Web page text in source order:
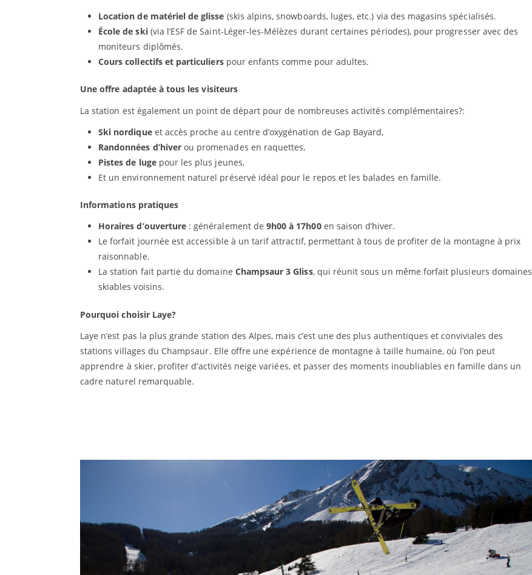
Location de matériel de glisse (skis alpins, snowboards, luges, etc.) via des magasins spécialisés.
École de ski(via l’ESF de Saint-Léger-les-Mélèzes durant certaines périodes), pour progresser avec des
moniteurs diplômés.
Cours collectifs et particulierspour enfants comme pour adultes.
Une offre adaptée à tous les visiteurs
La station est également un point de départ pour de nombreuses activités complémentaires?:
Ski nordiqueet accès proche au centre d’oxygénation de Gap Bayard,
Randonnées d’hiverou promenades en raquettes,
Pistes de lugepour les plus jeunes,
Et un environnement naturel préservé idéal pour le repos et les balades en famille.
Informations pratiques
Horaires d’ouverture : généralement de 9h00 à 17h00en saison d’hiver.
Le forfait journée est accessible à un tarif attractif, permettant à tous de profiter de la montagne à prix
raisonnable.
La station fait partie du domaine Champsaur 3 Gliss, qui réunit sous un même forfait plusieurs domaines
skiables voisins.
Pourquoi choisir Laye?
Laye n’est pas la plus grande station des Alpes, mais c’est une des plus authentiques et conviviales des
stations villages du Champsaur. Elle offre une expérience de montagne à taille humaine, où l’on peut
apprendre à skier, profiter d’activités neige variées, et passer des moments inoubliables en famille dans un
cadre naturel remarquable.